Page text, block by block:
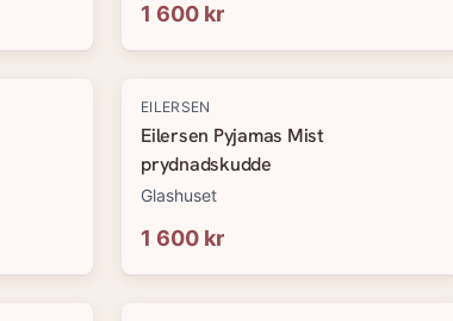
1 600 kr
EILERSEN
Eilersen Pyjamas Mist
prydnadskudde
Glashuset
1 600 kr